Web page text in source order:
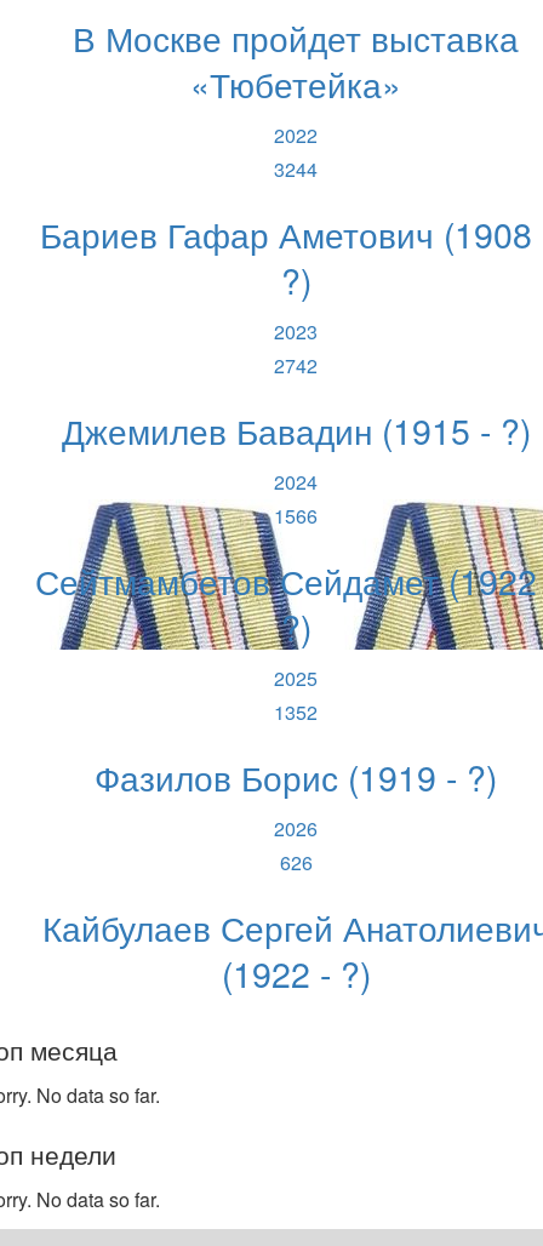
В Москве пройдет выставка
«Тюбетейка»
2022
3244
Бариев Гафар Аметович (1908
?)
2023
2742
Джемилев Бавадин (1915 - ?)
2024
1566
Сейтмамбетов Сейдамет
?)
2025
1352
Фазилов Борис (1919 - ?)
2026
626
Кайбулаев Сергей
(1922 - ?)
месяца
No data so far.
недели
No data so far.